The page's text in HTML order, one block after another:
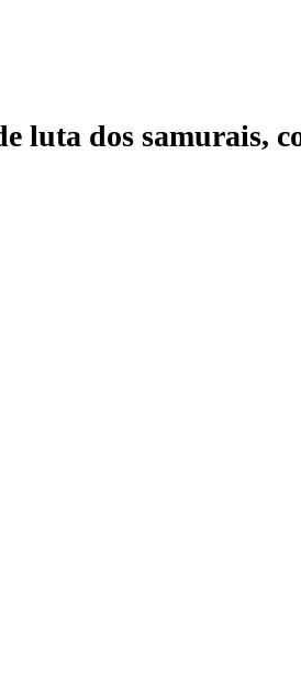
luta dos samurais,